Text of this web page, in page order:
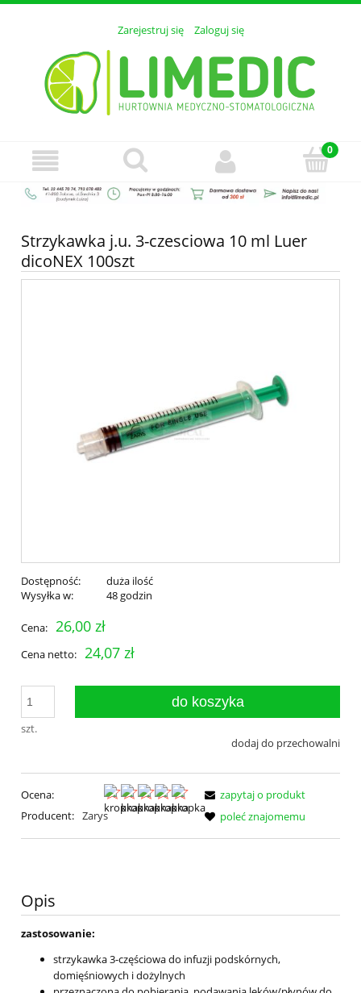
Zarejestruj się Zaloguj się
Strzykawka j.u. 3-czesciowa 10 ml Luer
dicoNEX 100szt
Dostępność:
duża ilość
Wysyłka w:
48 godzin
Cena: 26,00 zł
Cena netto: 24,07 zł
szt.
do koszyka
dodaj do przechowalni
Ocena:
Producent: Zarys
zapytaj o produkt
poleć znajomemu
Opis
zastosowanie:
strzykawka 3-częściowa do infuzji podskórnych,
domięśniowych i dożylnych